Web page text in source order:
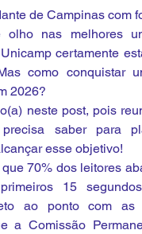
de Campinas com
nas melhores
certamente
como conquistar
2026?
neste post, pois
saber para
esse objetivo!
70% dos leitores
15
ao ponto com as
a Comissão